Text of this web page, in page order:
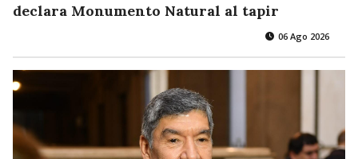
declara Monumento Natural al tapir
06 Ago 2026